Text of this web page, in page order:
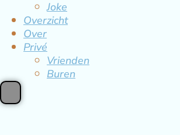
Joke
Overzicht
Over
Privé
Vrienden
Buren